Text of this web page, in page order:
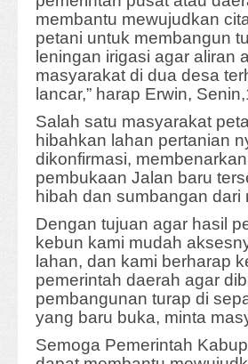
membantu mewujudkan
petani untuk membangun
leningan irigasi agar aliran
masyarakat di dua desa
lancar,” harap Erwin,
Salah satu masyarakat
hibahkan lahan pertanian
dikonfirmasi,
pembukaan Jalan baru
hibah dan sumbangan dari
Dengan tujuan agar hasil
kebun kami mudah
lahan, dan kami berharap
pemerintah daerah agar
pembangunan turap di
yang baru buka, minta
Semoga Pemerintah